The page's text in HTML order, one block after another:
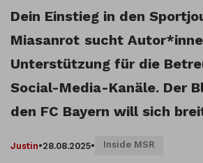
Dein Einstieg in den
Miasanrot sucht
Unterstützung für die
Social-Media-Kanäle. Der
den FC Bayern will sich
Justin•28.08.2025• Inside MSR